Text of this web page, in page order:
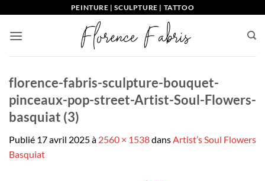
contenu
PEINTURE | SCULPTURE | TATTOO
florence-fabris-sculpture-bouquet-
pinceaux-pop-street-Artist-Soul-Flowers-
basquiat (3)
Publié 17 avril 2025à 2560 × 1538dansArtist’s Soul Flowers
Basquiat